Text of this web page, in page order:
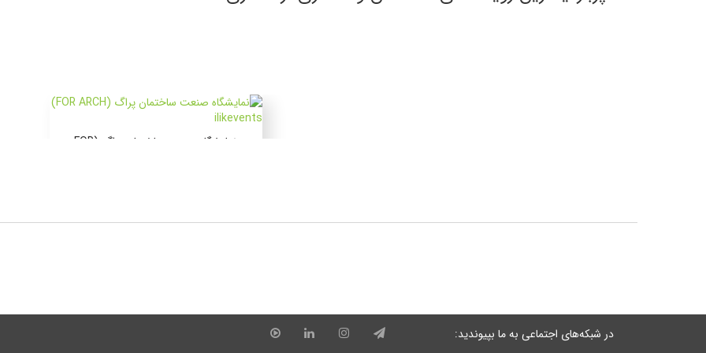
نمایشگاه صنعت ساختمان پراگ (FOR
در شبکه‌های اجتماعی به ما بپیوندید: